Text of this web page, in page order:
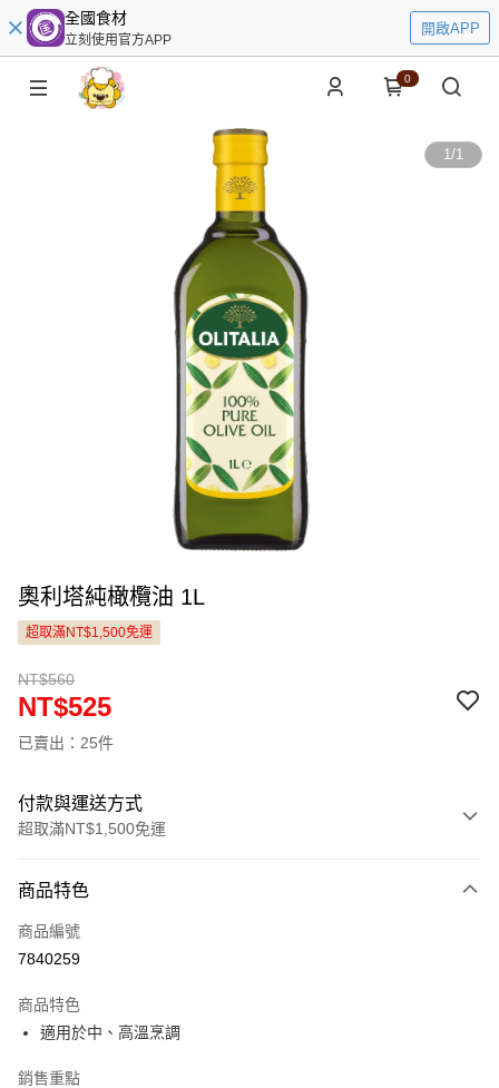
全國食材
立刻使用官方APP
開啟APP
0
1/1
奧利塔純橄欖油 1L
超取滿NT$1,500免運
NT$560
NT$525
已賣出：25件
付款與運送方式
超取滿NT$1,500免運
信用卡一次付款
LINE Pay
悠遊付
Google Pay
商品特色
商品編號
7840259
商品特色
適用於中、高溫烹調
銷售重點